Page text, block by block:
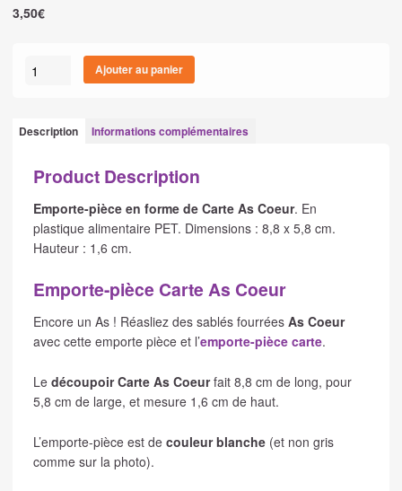
3,50€
quantité
pièce
Carte
Coeur
Ajouter au panier
Description Informations complémentaires
Product Description
Emporte-pièce en forme de Carte As Coeur. En
plastique alimentaire PET. Dimensions : 8,8 x 5,8 cm.
Hauteur : 1,6 cm.
Emporte-pièce Carte As Coeur
Encore un As ! Réasliez des sablés fourrées As Coeur
avec cette emporte pièce et l’emporte-pièce carte.
Le découpoir Carte As Coeurfait 8,8 cm de long, pour
5,8 cm de large, et mesure 1,6 cm de haut.
L’emporte-pièce est de couleur blanche(et non gris
comme sur la photo).